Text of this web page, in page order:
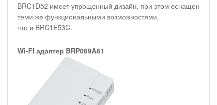
BRC1D52 имеет упрощенный дизайн, при этом оснащен
теми же функциональными возможностями,
что и BRC1E53C.
Wi-FI адаптер BRP069A81